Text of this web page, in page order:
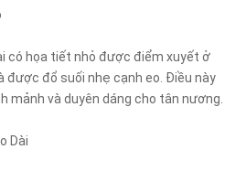
có họa tiết nhỏ được điểm xuyết ở
được đổ suối nhẹ cạnh eo. Điều này
mảnh và duyên dáng cho tân nương.
Dài